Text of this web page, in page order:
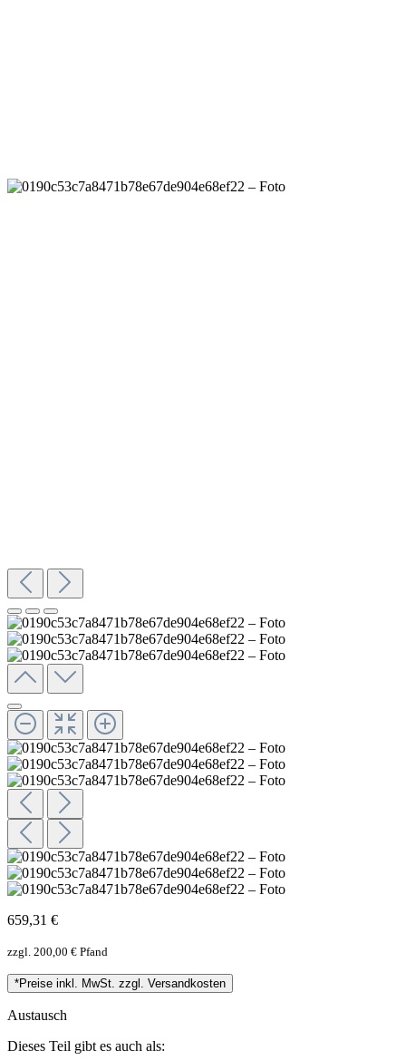
659,31 €
zzgl. 200,00 € Pfand
*Preise inkl. MwSt. zzgl. Versandkosten
Austausch
Dieses Teil gibt es auch als: